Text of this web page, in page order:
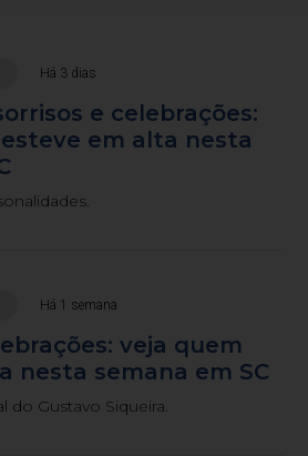
Há 3 dias
e celebrações:
em alta nesta
Há 1 semana
veja quem
nesta semana em SC
do Gustavo Siqueira.